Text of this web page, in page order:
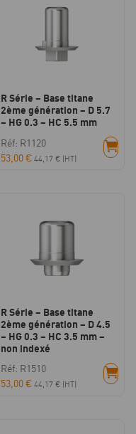
R Série – Base titane
2ème génération – D 5.7
– HG 0.3 – HC 5.5 mm
Réf: R1120
53,00€ 44,17 € (HT)
R Série – Base titane
2ème génération – D 4.5
– HG 0.3 – HC 3.5 mm –
non indexé
Réf: R1510
53,00€ 44,17 € (HT)